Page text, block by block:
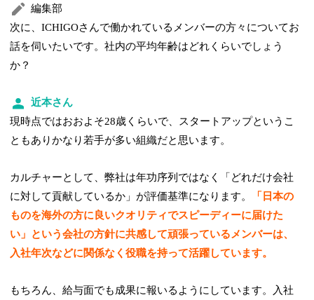
編集部
次に、ICHIGOさんで働かれているメンバーの方々についてお
話を伺いたいです。社内の平均年齢はどれくらいでしょう
か？
近本さん
現時点ではおおよそ28歳くらいで、スタートアップというこ
ともありかなり若手が多い組織だと思います。
カルチャーとして、弊社は年功序列ではなく「どれだけ会社
に対して貢献しているか」が評価基準になります。
「日本の
ものを海外の方に良いクオリティでスピーディーに届けた
い」という会社の方針に共感して頑張っているメンバーは、
入社年次などに関係なく役職を持って活躍しています。
もちろん、給与面でも成果に報いるようにしています。入社